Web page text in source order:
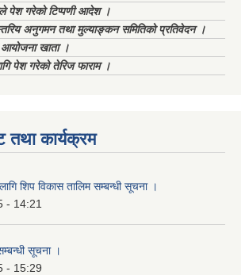
पेश गरेको टिप्पणी आदेश ।
अनुगमन तथा मुल्याङ्कन समितिको प्रतिवेदन ।
आयोजना खाता ।
पेश गरेको तेरिज फाराम ।
तथा कार्यक्रम
शिप विकास तालिम सम्बन्धी सूचना ‌।
- 14:21
सूचना ।
- 15:29